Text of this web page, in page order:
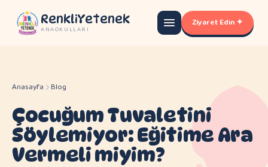
RenkliYetenek
ANAOKULLARI
Ziyaret Edin ✦
Anasayfa Blog
Çocuğum Tuvaletini
Söylemiyor: Eğitime Ara
Vermeli miyim?